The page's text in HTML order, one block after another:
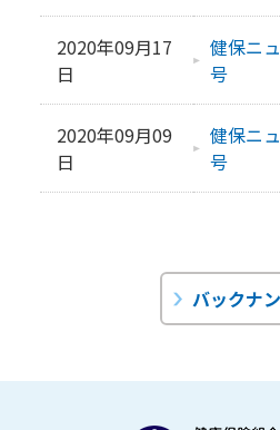
2020年09月17
日
健保ニ
号
2020年09月09
日
健保ニ
号
バックナ